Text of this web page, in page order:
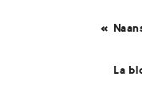
«
La